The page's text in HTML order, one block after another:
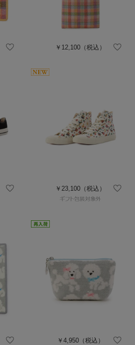
￥12,100 （税込）
￥23,100 （税込）
￥4,950（税込）